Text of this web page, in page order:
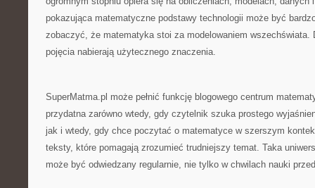
pokazująca matematyczne podstawy technologii może być
zobaczyć, że matematyka stoi za modelowaniem wszechświata.
pojęcia nabierają użytecznego znaczenia.
SuperMatma.pl może pełnić funkcję blogowego centrum
przydatna zarówno wtedy, gdy czytelnik szuka prostego
jak i wtedy, gdy chce poczytać o matematyce w szerszym
teksty, które pomagają zrozumieć trudniejszy temat. Taka
może być odwiedzany regularnie, nie tylko w chwilach nauki